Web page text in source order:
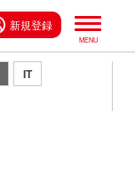
新規登録
IT